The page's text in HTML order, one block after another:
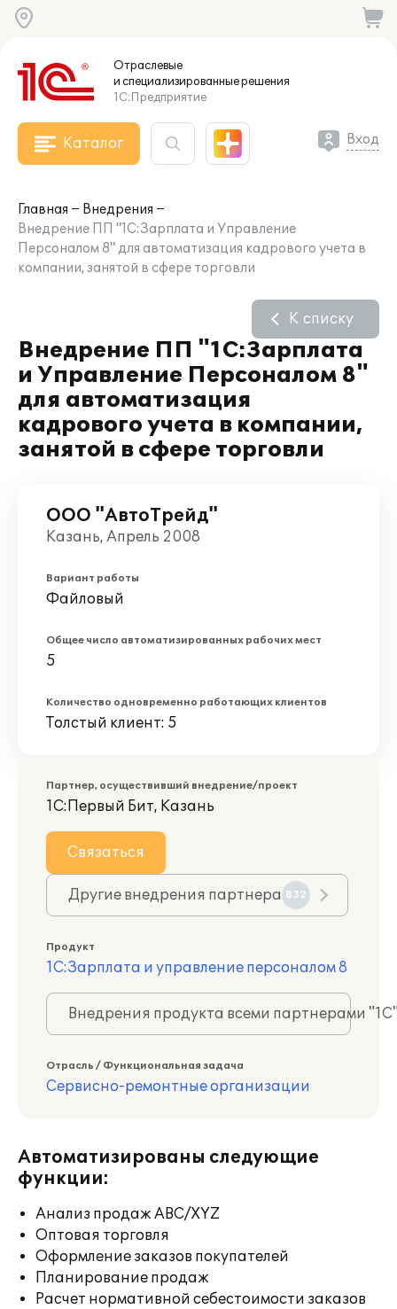
Отраслевые
и специализированныерешения
1С:Предприятие
Каталог Вход
Главная
Внедрения
Внедрение ПП "1С:Зарплата и Управление
Персоналом 8" для автоматизация кадрового учета в
компании, занятой в сфере торговли
Внедрение ПП "1С:Зарплата
и Управление Персоналом 8"
для автоматизация
кадрового учета в компании,
занятой в сфере торговли
К списку
ООО "АвтоТрейд"
Казань, Апрель 2008
Вариант работы
Файловый
Общее число автоматизированных рабочих мест
5
Количество одновременно работающих клиентов
Толстый клиент: 5
Партнер, осуществивший внедрение/проект
1С:Первый Бит, Казань
Связаться
Другие внедрения партнера 832
Продукт
1С:Зарплата и управление персоналом 8
Внедрения продукта всеми партнерами
Отрасль / Функциональная задача
Сервисно-ремонтные организации
Автоматизированы следующие
функции:
Анализ продаж ABC/XYZ
Оптовая торговля
Оформление заказов покупателей
Планирование продаж
Расчет нормативной себестоимости заказов